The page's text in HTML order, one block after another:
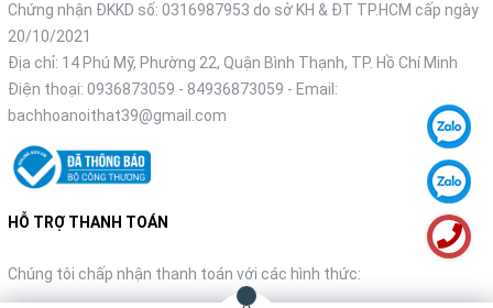
Chứng nhận ĐKKD số: 0316987953 do sở KH & ĐT TP.HCM cấp ngày
20/10/2021
Địa chỉ: 14 Phú Mỹ, Phường 22, Quận Bình Thạnh, TP. Hồ Chí Minh
Điện thoại: 0936873059 - 84936873059 - Email:
bachhoanoithat39@gmail.com
HỖ TRỢ THANH TOÁN
Chúng tôi chấp nhận thanh toán với các hình thức: